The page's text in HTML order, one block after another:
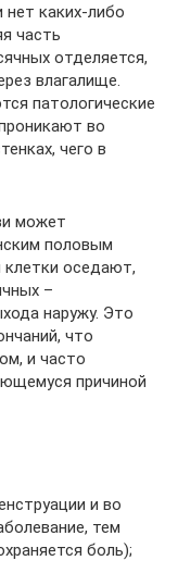
нет каких-либо
часть
отделяется,
влагалище.
патологические
во
чего в
может
половым
клетки оседают,
–
наружу. Это
что
и часто
причиной
и во
тем
боль);